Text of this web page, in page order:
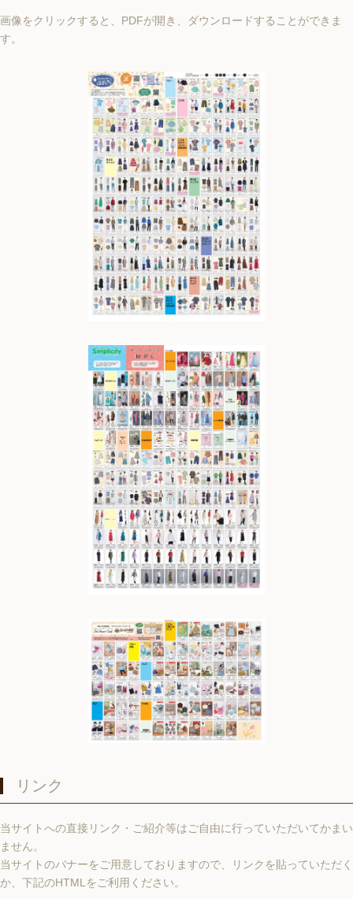
画像をクリックすると、PDFが開き、ダウンロードすることができま
す。
リンク
当サイトへの直接リンク・ご紹介等はご自由に行っていただいてかまい
ません。
当サイトのバナーをご用意しておりますので、リンクを貼っていただく
か、下記のHTMLをご利用ください。